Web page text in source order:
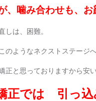
、噛み合わせも、お
しは、困難。
のようなネクストステージへ
正と思っておりますから安
正では 引っ込